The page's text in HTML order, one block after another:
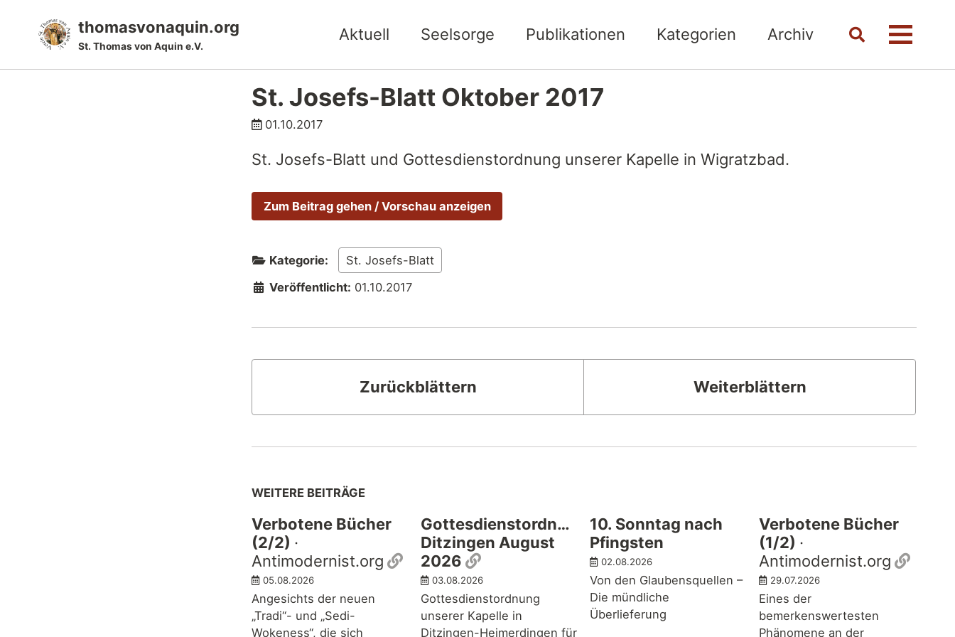
thomasvonaquin.org
St. Thomas von Aquin e.V.
Aktuell Seelsorge Publikationen Kategorien Archiv
ToggleMenü
St. Josefs-Blatt Oktober 2017
01.10.2017
St. Josefs-Blatt und Gottesdienstordnung unserer Kapelle in Wigratzbad.
Zum Beitrag gehen / Vorschau anzeigen
Kategorie:
St. Josefs-Blatt
Veröffentlicht: 01.10.2017
Zurückblättern Weiterblättern
WEITERE BEITRÄGE
Verbotene Bücher
(2/2) ·
Antimodernist.org
Permalink
05.08.2026
Angesichts der neuen
„Tradi“- und „Sedi-
Wokeness“, die sich
Gottesdienstordnung
Ditzingen August
2026
Permalink
03.08.2026
Gottesdienstordnung
unserer Kapelle in
Ditzingen-Heimerdingen für
10. Sonntag nach
Pfingsten
02.08.2026
Von den Glaubensquellen –
Die mündliche
Überlieferung
Verbotene Bücher
(1/2) ·
Antimodernist.org
29.07.2026
Eines der
bemerkenswertesten
Phänomene an der